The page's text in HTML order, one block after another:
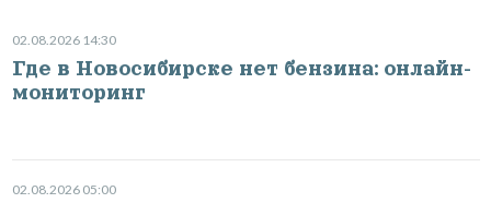
02.08.2026 14:30
Где в Новосибирске нет бензина: онлайн-
мониторинг
02.08.2026 05:00